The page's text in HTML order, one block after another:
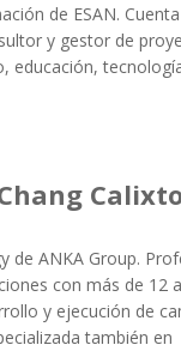
de ESAN.
y gestor de
educación,
de ANKA Group.
con más de 12
y ejecución de
también en